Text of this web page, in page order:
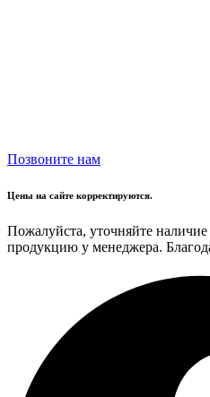
Позвоните нам
Цены на сайте корректируются.
Пожалуйста, уточняйте
продукцию у менеджера.